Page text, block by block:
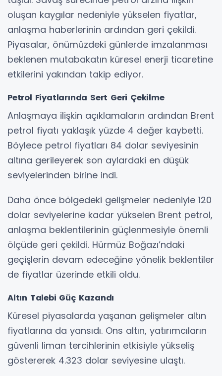
oluşan kaygılar nedeniyle yükselen fiyatlar,
anlaşma haberlerinin ardından geri çekildi.
Piyasalar, önümüzdeki günlerde imzalanması
beklenen mutabakatın küresel enerji ticaretine
etkilerini yakından takip ediyor.
Petrol Fiyatlarında Sert Geri Çekilme
Anlaşmaya ilişkin açıklamaların ardından Brent
petrol fiyatı yaklaşık yüzde 4 değer kaybetti.
Böylece petrol fiyatları 84 dolar seviyesinin
altına gerileyerek son aylardaki en düşük
seviyelerinden birine indi.
Daha önce bölgedeki gelişmeler nedeniyle 120
dolar seviyelerine kadar yükselen Brent petrol,
anlaşma beklentilerinin güçlenmesiyle önemli
ölçüde geri çekildi. Hürmüz Boğazı’ndaki
geçişlerin devam edeceğine yönelik beklentiler
de fiyatlar üzerinde etkili oldu.
Altın Talebi Güç Kazandı
Küresel piyasalarda yaşanan gelişmeler altın
fiyatlarına da yansıdı. Ons altın, yatırımcıların
güvenli liman tercihlerinin etkisiyle yükseliş
göstererek 4.323 dolar seviyesine ulaştı.